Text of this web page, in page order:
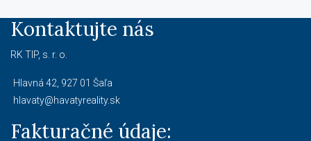
Kontaktujte nás
RK TIP, s. r. o.
Hlavná 42, 927 01 Šaľa
hlavaty@havatyreality.sk
Fakturačné údaje: